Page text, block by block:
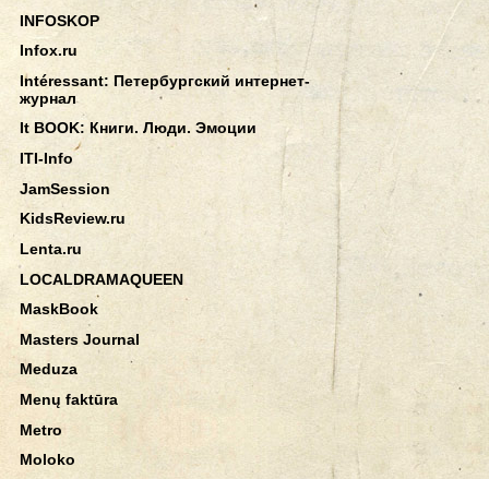
INFOSKOP
Infox.ru
Intéressant: Петербургский интернет-
журнал
It BOOK: Книги. Люди. Эмоции
ITI-Info
JamSession
KidsReview.ru
Lenta.ru
LOCALDRAMAQUEEN
MaskBook
Masters Journal
Meduza
Menų faktūra
Metro
Moloko